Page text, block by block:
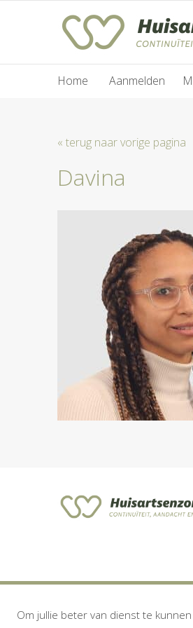
Home Aanmelden
« terug naar vorige pagina
Davina
Om jullie beter van dienst te